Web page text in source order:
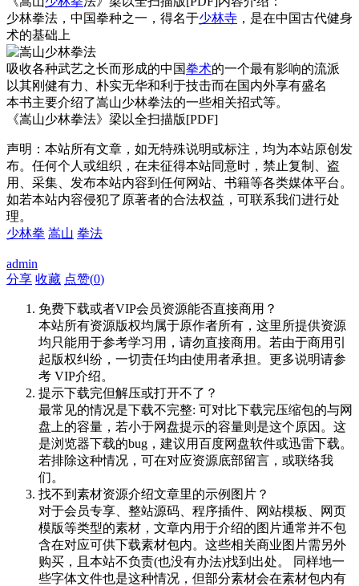
少林拳法，中国拳种之一，得名于少林寺 ，是在中国古代健身
术的基础上
吸收各种武艺之长而形成的中国拳术的一个最有影响的流派
以其刚健有力、朴实无华和利于技击而在国内外享有盛名
本书主要介绍了嵩山少林拳法的一些相关招式等。
《嵩山少林拳法》梁以全扫描版[PDF]
声明：本站所有文章，如无特殊说明或标注，均为本站原创发
布。任何个人或组织，在未征得本站同意时，禁止复制、盗
用、采集、发布本站内容到任何网站、书籍等各类媒体平台。
如若本站内容侵犯了原著者的合法权益，可联系我们进行处
理。
少林拳 嵩山 拳法
admin
分享 收藏 点赞(0)
免费下载或者VIP会员资源能否直接商用？
本站所有资源版权均属于原作者所有，这里所提供资源
均只能用于参考学习用，请勿直接商用。若由于商用引
起版权纠纷，一切责任均由使用者承担。更多说明请参
考 VIP介绍。
提示下载完但解压或打开不了？
最常见的情况是下载不完整: 可对比下载完压缩包的与网
盘上的容量，若小于网盘提示的容量则是这个原因。这
是浏览器下载的bug，建议用百度网盘软件或迅雷下载。
若排除这种情况，可在对应资源底部留言，或联络我
们。
找不到素材资源介绍文章里的示例图片？
对于会员专享、整站源码、程序插件、网站模板、网页
模版等类型的素材，文章内用于介绍的图片通常并不包
含在对应可供下载素材包内。这些相关商业图片需另外
购买，且本站不负责(也没有办法)找到出处。 同样地一
些字体文件也是这种情况，但部分素材会在素材包内有